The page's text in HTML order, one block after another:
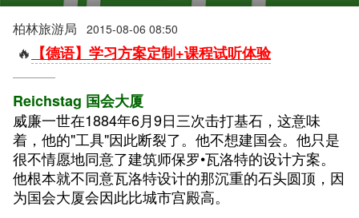
柏林旅游局 2015-08-06 08:50
🔥 【德语】学习方案定制+课程试听体验
Reichstag 国会大厦
威廉一世在1884年6月9日三次击打基石，这意味
着，他的"工具"因此断裂了。他不想建国会。他只是
很不情愿地同意了建筑师保罗•瓦洛特的设计方案。
他根本就不同意瓦洛特设计的那沉重的石头圆顶，因
为国会大厦会因此比城市宫殿高。